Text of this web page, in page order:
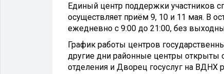
Единый центр поддержки участников
осуществляет приём 9, 10 и 11 мая. В
ежедневно с 9:00 до 21:00, без
График работы центров
другие дни районные центры открыты
отделения и Дворец госуслуг на ВДНХ